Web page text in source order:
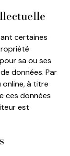
certaines
sa ou ses
données. Par
à titre
ces données
est